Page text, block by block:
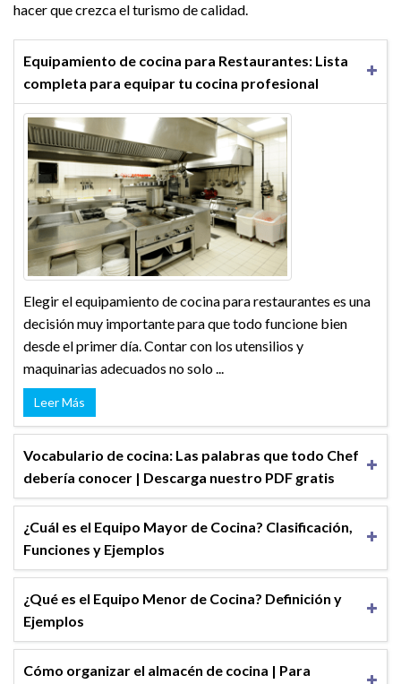
hacer que crezca el turismo de calidad.
Equipamiento de cocina para Restaurantes: Lista
completa para equipar tu cocina profesional
Elegir el equipamiento de cocina para restaurantes es una
decisión muy importante para que todo funcione bien
desde el primer día. Contar con los utensilios y
maquinarias adecuados no solo ...
Leer Más
Vocabulario de cocina: Las palabras que todo Chef
debería conocer | Descarga nuestro PDF gratis
¿Cuál es el Equipo Mayor de Cocina? Clasificación,
Funciones y Ejemplos
¿Qué es el Equipo Menor de Cocina? Definición y
Ejemplos
Cómo organizar el almacén de cocina | Para